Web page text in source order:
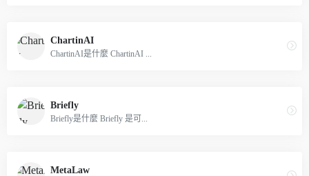
ChartinAI
ChartinAI是什麼 ChartinAI ...
Briefly
Briefly是什麼 Briefly 是可...
MetaLaw